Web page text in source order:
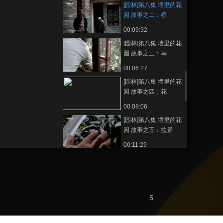
[园林]第八集 墙里的花
园 故事之二：桥
00:09:32
[园林]第八集 墙里的花
园 故事之三：鸟
00:06:27
[园林]第八集 墙里的花
园 故事之四：花
00:08:06
[园林]第八集 墙里的花
园 故事之五：盆景
00:11:29
反制美國！中方公佈5
5